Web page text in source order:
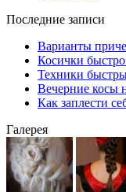
Последние записи
Варианты
Косички
Техники
Вечерние косы
Как заплести
Галерея